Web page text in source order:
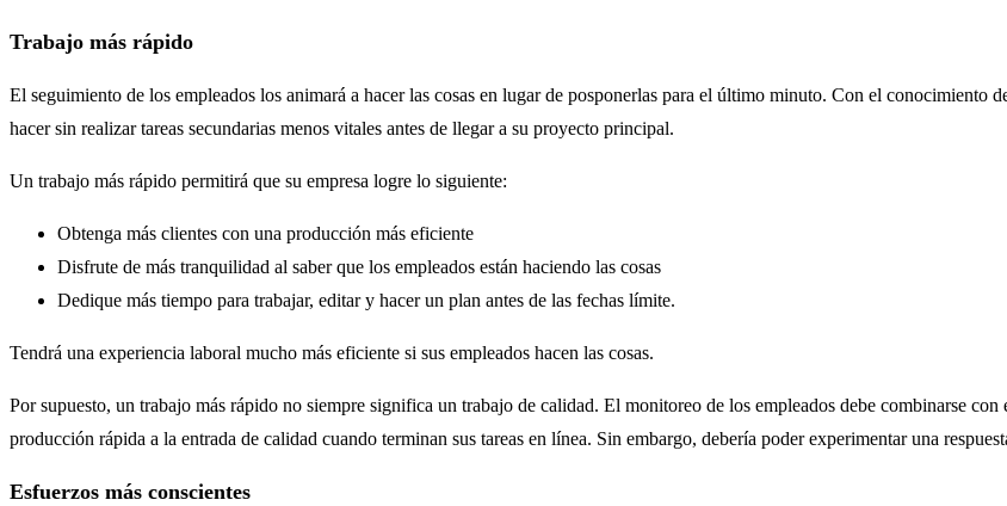
Trabajo más rápido
El seguimiento de los empleados los animará a hacer las cosas en lugar de posponerlas para el último minuto. Con el conocimiento
hacer sin realizar tareas secundarias menos vitales antes de llegar a su proyecto principal.
Un trabajo más rápido permitirá que su empresa logre lo siguiente:
Obtenga más clientes con una producción más eficiente
Disfrute de más tranquilidad al saber que los empleados están haciendo las cosas
Dedique más tiempo para trabajar, editar y hacer un plan antes de las fechas límite.
Tendrá una experiencia laboral mucho más eficiente si sus empleados hacen las cosas.
Por supuesto, un trabajo más rápido no siempre significa un trabajo de calidad. El monitoreo de los empleados debe combinarse
producción rápida a la entrada de calidad cuando terminan sus tareas en línea. Sin embargo, debería poder experimentar una
Esfuerzos más conscientes